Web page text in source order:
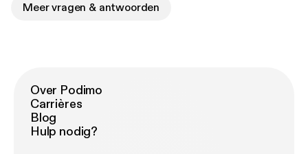
Meer vragen & antwoorden
Over Podimo
Carrières
Blog
Hulp nodig?